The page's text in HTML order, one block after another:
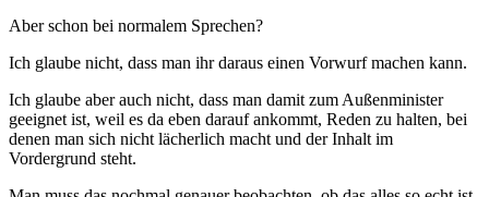
Aber schon bei normalem Sprechen?
Ich glaube nicht, dass man ihr daraus einen Vorwurf machen kann.
Ich glaube aber auch nicht, dass man damit zum Außenminister
geeignet ist, weil es da eben darauf ankommt, Reden zu halten, bei
denen man sich nicht lächerlich macht und der Inhalt im
Vordergrund steht.